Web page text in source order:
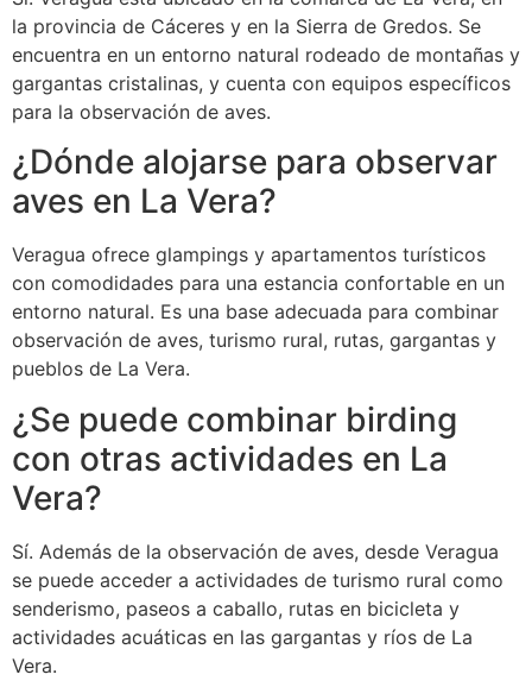
la provincia de Cáceres y en la Sierra de Gredos. Se
encuentra en un entorno natural rodeado de montañas y
gargantas cristalinas, y cuenta con equipos específicos
para la observación de aves.
¿Dónde alojarse para observar
aves en La Vera?
Veragua ofrece glampings y apartamentos turísticos
con comodidades para una estancia confortable en un
entorno natural. Es una base adecuada para combinar
observación de aves, turismo rural, rutas, gargantas y
pueblos de La Vera.
¿Se puede combinar birding
con otras actividades en La
Vera?
Sí. Además de la observación de aves, desde Veragua
se puede acceder a actividades de turismo rural como
senderismo, paseos a caballo, rutas en bicicleta y
actividades acuáticas en las gargantas y ríos de La
Vera.